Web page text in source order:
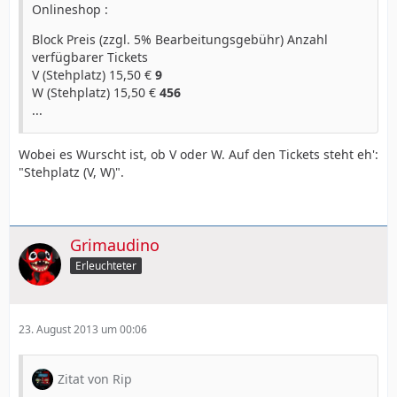
Onlineshop :
Block Preis (zzgl. 5% Bearbeitungsgebühr) Anzahl
verfügbarer Tickets
V (Stehplatz) 15,50 € 9
W (Stehplatz) 15,50 € 456
...
Wobei es Wurscht ist, ob V oder W. Auf den Tickets steht eh':
"Stehplatz (V, W)".
Grimaudino
Erleuchteter
23. August 2013 um 00:06
Zitat von Rip